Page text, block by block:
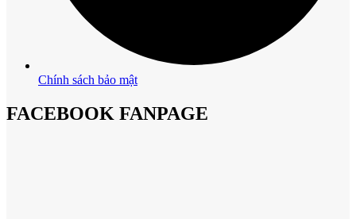
Chính sách bảo mật
FACEBOOK FANPAGE